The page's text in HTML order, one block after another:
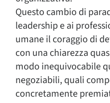
Questo cambio di
leadership e ai
umane il coraggio di
con una chiarezza
modo inequivocabile
negoziabili, quali
concretamente